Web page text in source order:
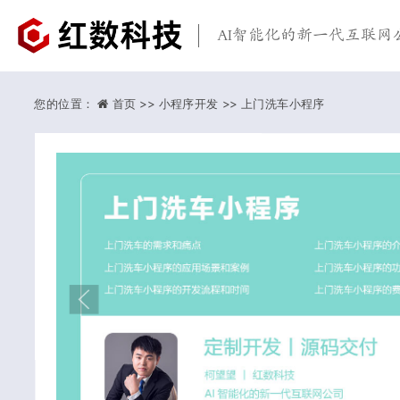
AI智能化的新一代互联网
您的位置： 首页 >> 小程序开发 >> 上门洗车小程序